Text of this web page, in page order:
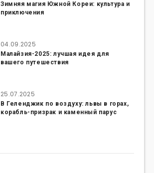
Зимняя магия Южной Кореи: культура и
приключения
04.09.2025
Малайзия-2025: лучшая идея для
вашего путешествия
25.07.2025
В Геленджик по воздуху: львы в горах,
корабль-призрак и каменный парус